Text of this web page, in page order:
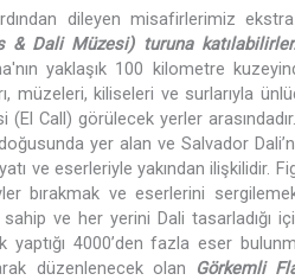
dileyen misafirlerimiz
& Dali Müzesi) turuna
yaklaşık 100 kilometre
müzeleri, kiliseleri ve surlarıyla
(El Call) görülecek yerler
yer alan ve Salvador
ve eserleriyle yakından ilişkilidir.
bırakmak ve eserlerini
ve her yerini Dali tasarladığı
yaptığı 4000’den fazla eser
düzenlenecek olan
Görkemli